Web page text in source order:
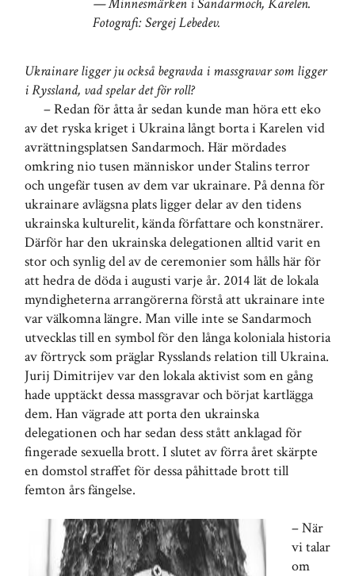
Fotografi: Sergej Lebedev.
Ukrainare ligger ju också begravda i massgravar som ligger
i Ryssland, vad spelar det för roll?
– Redan för åtta år sedan kunde man höra ett eko
av det ryska kriget i Ukraina långt borta i Karelen vid
avrättningsplatsen Sandarmoch. Här mördades
omkring nio tusen människor under Stalins terror
och ungefär tusen av dem var ukrainare. På denna för
ukrainare avlägsna plats ligger delar av den tidens
ukrainska kulturelit, kända författare och konstnärer.
Därför har den ukrainska delegationen alltid varit en
stor och synlig del av de ceremonier som hålls här för
att hedra de döda i augusti varje år. 2014 lät de lokala
myndigheterna arrangörerna förstå att ukrainare inte
var välkomna längre. Man ville inte se Sandarmoch
utvecklas till en symbol för den långa koloniala historia
av förtryck som präglar Rysslands relation till Ukraina.
Jurij Dimitrijev var den lokala aktivist som en gång
hade upptäckt dessa massgravar och börjat kartlägga
dem. Han vägrade att porta den ukrainska
delegationen och har sedan dess stått anklagad för
fingerade sexuella brott. I slutet av förra året skärpte
en domstol straffet för dessa påhittade brott till
femton års fängelse.
– När
vi talar
om